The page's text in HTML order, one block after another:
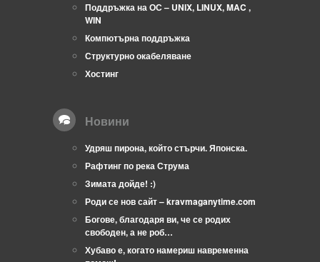
Поддръжка на ОС – UNIX, LINUX, MAC ,
WIN
Компютърна поддръжка
Структурно окабеляване
Хостинг
Новини
Удряш пирона, който стърчи. Японска.
Рафтинг по река Струма
Зимата дойде! :)
Роди се нов сайт – kravmaganytime.com
Богове, благодаря ви, че се родих
свободен, а не роб…
Хубаво е, когато намериш навременна